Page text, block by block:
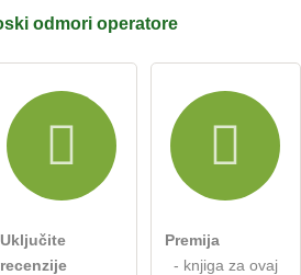
odmori operatore
Uključite
recenzije
Premija
- knjiga za ovaj